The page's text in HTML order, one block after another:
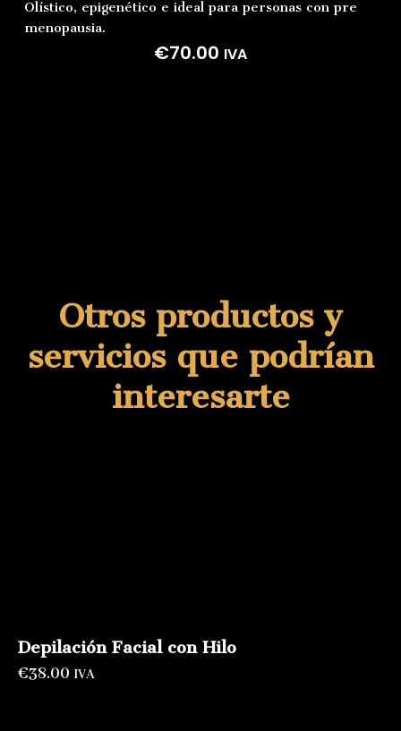
Olístico, epigenético e ideal para personas con pre
menopausia.
€70.00 IVA
Otros productos y
servicios que podrían
interesarte
Depilación Facial con Hilo
€38.00 IVA